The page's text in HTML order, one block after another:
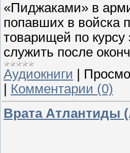
«Пиджаками» в
попавших в войска
товарищей по
служить после
Аудиокниги
Комментарии (0)
Врата Атлантиды